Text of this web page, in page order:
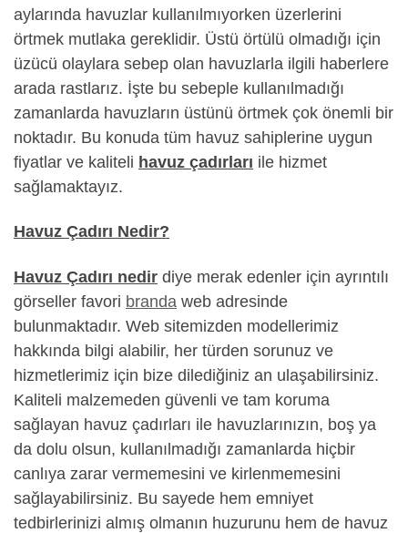
aylarında havuzlar kullanılmıyorken üzerlerini
örtmek mutlaka gereklidir. Üstü örtülü olmadığı için
üzücü olaylara sebep olan havuzlarla ilgili haberlere
arada rastlarız. İşte bu sebeple kullanılmadığı
zamanlarda havuzların üstünü örtmek çok önemli bir
noktadır. Bu konuda tüm havuz sahiplerine uygun
fiyatlar ve kaliteli havuz çadırları ile hizmet
sağlamaktayız.
Havuz Çadırı Nedir?
Havuz Çadırı nedir diye merak edenler için ayrıntılı
görseller favori branda web adresinde
bulunmaktadır. Web sitemizden modellerimiz
hakkında bilgi alabilir, her türden sorunuz ve
hizmetlerimiz için bize dilediğiniz an ulaşabilirsiniz.
Kaliteli malzemeden güvenli ve tam koruma
sağlayan havuz çadırları ile havuzlarınızın, boş ya
da dolu olsun, kullanılmadığı zamanlarda hiçbir
canlıya zarar vermemesini ve kirlenmemesini
sağlayabilirsiniz. Bu sayede hem emniyet
tedbirlerinizi almış olmanın huzurunu hem de havuz